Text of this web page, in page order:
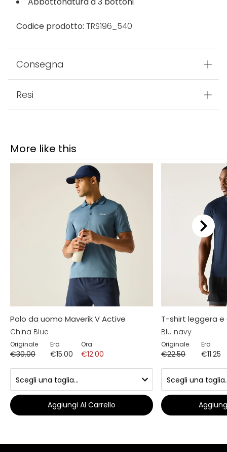
Codice prodotto: TRS196_540
Consegna
Resi
More like this
Polo da uomo Maverik V Active
China Blue
Originale
€30.00
Era
€15.00
Ora
€12.00
Aggiungi Al Carrello
T-shirt leggera
Blu navy
Originale
€22.50
Era
€11.25